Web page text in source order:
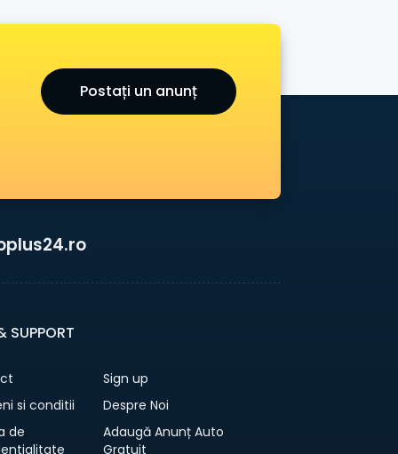
Postați un anunț
SUPPORT
Sign up
si conditii
Despre Noi
de
Adaugă Anunț Auto
Gratuit